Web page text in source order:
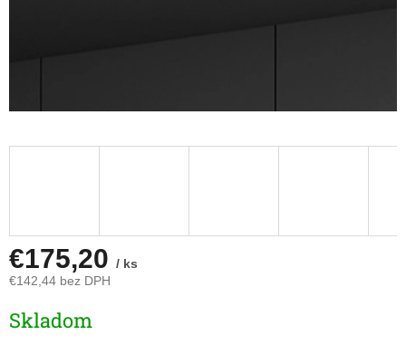
€175,20 / ks
€142,44 bez DPH
cena:
Skladom